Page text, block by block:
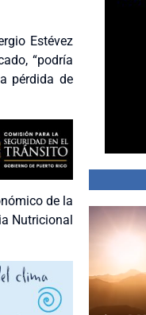
Estévez
“podría
pérdida de
de la
Nutricional